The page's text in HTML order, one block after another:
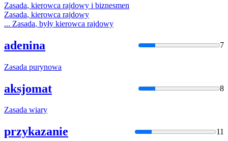
Zasada, kierowca rajdowy i biznesmen
Zasada, kierowca rajdowy
... Zasada, były kierowca rajdowy
adenina 7
Zasada purynowa
aksjomat 8
Zasada wiary
przykazanie 11